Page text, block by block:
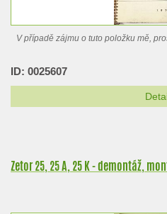
V případě zájmu o tuto položku mě,
ID: 0025607
Zetor 25, 25 A, 25 K - demontáž,